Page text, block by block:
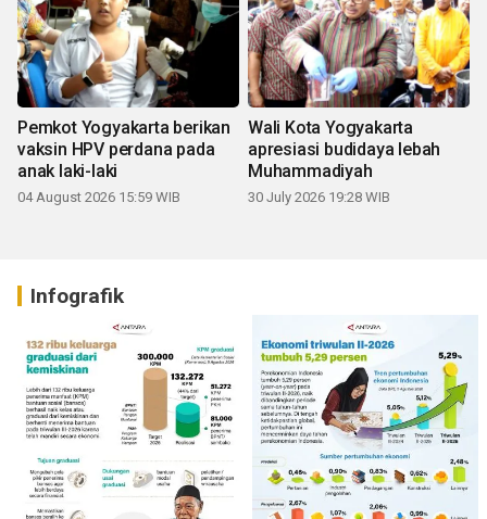
Pemkot Yogyakarta berikan
vaksin HPV perdana pada
anak laki-laki
04 August 2026 15:59 WIB
Wali Kota Yogyakarta
apresiasi budidaya lebah
Muhammadiyah
30 July 2026 19:28 WIB
Infografik